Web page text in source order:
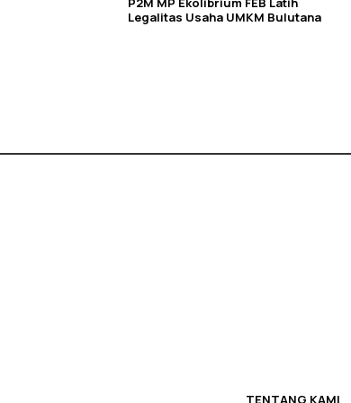
Legalitas Usaha UMKM Bulutana
TENTANG KAMI